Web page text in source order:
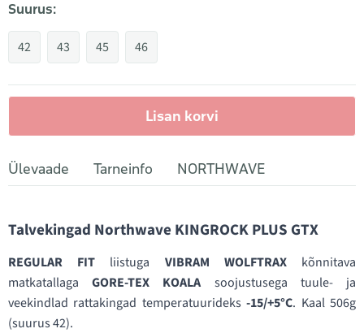
Suurus:
42 43 45 46
Lisan korvi
Ülevaade Tarneinfo NORTHWAVE
Talvekingad Northwave KINGROCK PLUS GTX
REGULAR FIT liistuga VIBRAM WOLFTRAXkõnnitava
matkatallagaGORE-TEX KOALA soojustusega tuule- ja
veekindlad rattakingad temperatuurideks-15/+5°C. Kaal 506g
(suurus 42).